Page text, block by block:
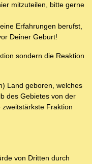
mitzuteilen, bitte gerne
Erfahrungen berufst,
Deiner Geburt!
sondern die Reaktion
Land geboren, welches
des Gebietes von der
Fraktion
von Dritten durch